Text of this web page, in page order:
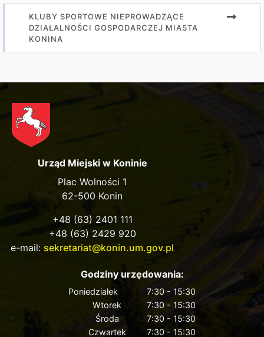
KLUBY SPORTOWE NIEPROWADZĄCE
DZIAŁALNOŚCI GOSPODARCZEJ MIASTA
KONINA
Urząd Miejski w Koninie
Plac Wolności 1
62-500 Konin
+48 (63) 2401 111
+48 (63) 2429 920
e-mail: sekretariat@konin.um.gov.pl
Godziny urzędowania:
Poniedziałek
7:30 - 15:30
Wtorek
7:30 - 15:30
Środa
7:30 - 15:30
Czwartek
7:30 - 15:30